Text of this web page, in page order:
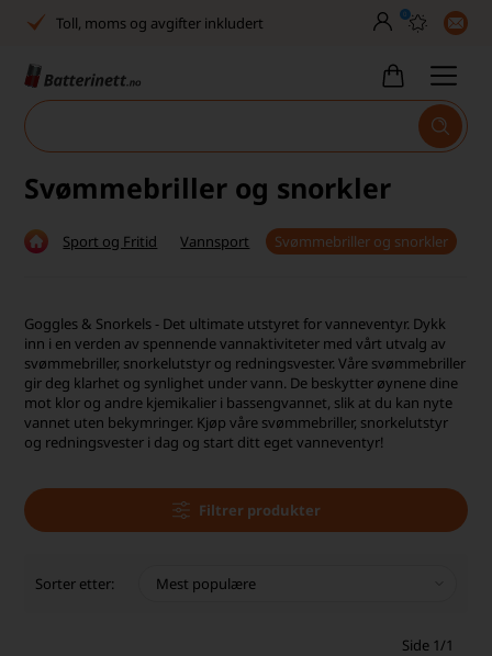
Toll, moms og avgifter inkludert
30 dagers full returrett
Høy kundetilfredshet
Leveringstid 2-5 arbeidsdager
30 dagers full returrett
Billig frakt
Tlf. er stengt uke 27–32
0
Svømmebriller og snorkler
Sport og Fritid Vannsport Svømmebriller og snorkler
Goggles & Snorkels - Det ultimate utstyret for vanneventyr. Dykk
inn i en verden av spennende vannaktiviteter med vårt utvalg av
svømmebriller, snorkelutstyr og redningsvester. Våre svømmebriller
gir deg klarhet og synlighet under vann. De beskytter øynene dine
mot klor og andre kjemikalier i bassengvannet, slik at du kan nyte
vannet uten bekymringer. Kjøp våre svømmebriller, snorkelutstyr
og redningsvester i dag og start ditt eget vanneventyr!
Filtrer produkter
Sorter etter:
Side 1/1